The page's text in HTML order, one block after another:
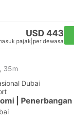
USD 443
pajak per dewasa
35m
Dubai
|